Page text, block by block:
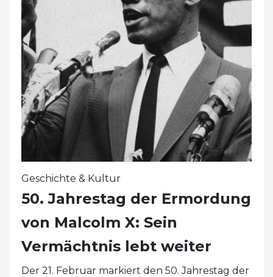
Geschichte & Kultur
50. Jahrestag der Ermordung
von Malcolm X: Sein
Vermächtnis lebt weiter
Der 21. Februar markiert den 50. Jahrestag der